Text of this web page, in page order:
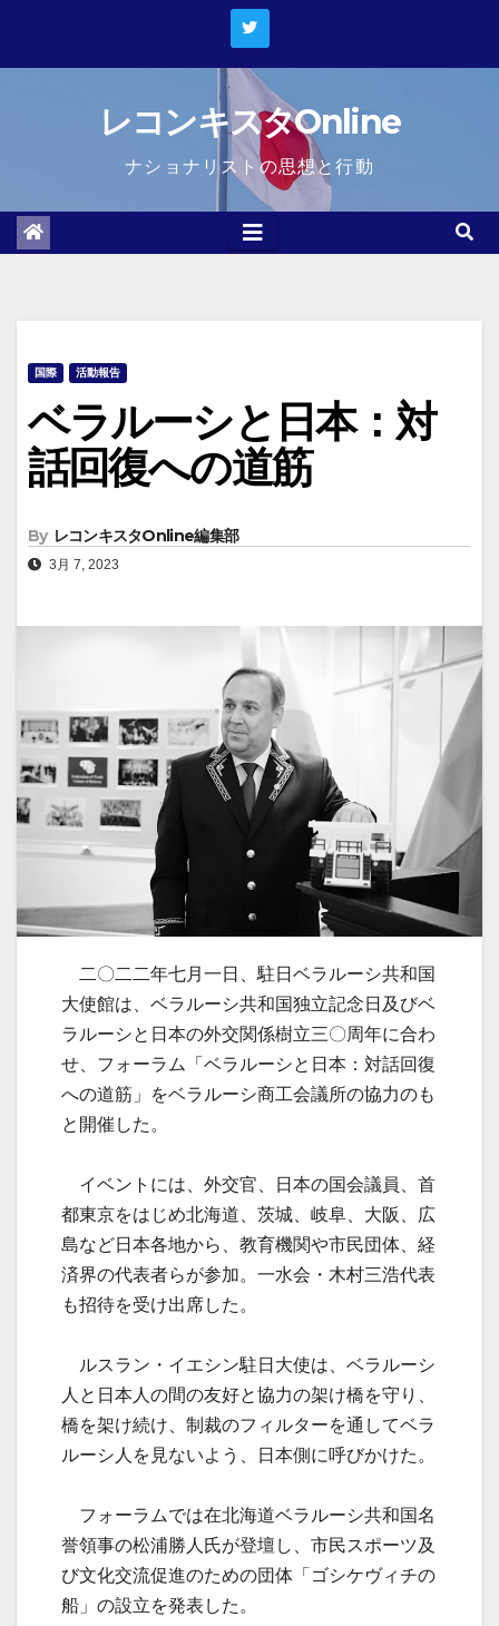
レコンキスタOnline
ナショナリストの思想と行動
国際 活動報告
ベラルーシと日本：対
話回復への道筋
By レコンキスタOnline編集部
3月 7, 2023
二〇二二年七月一日、駐日ベラルーシ共和国
大使館は、ベラルーシ共和国独立記念日及びベ
ラルーシと日本の外交関係樹立三〇周年に合わ
せ、フォーラム「ベラルーシと日本：対話回復
への道筋」をベラルーシ商工会議所の協力のも
と開催した。
イベントには、外交官、日本の国会議員、首
都東京をはじめ北海道、茨城、岐阜、大阪、広
島など日本各地から、教育機関や市民団体、経
済界の代表者らが参加。一水会・木村三浩代表
も招待を受け出席した。
ルスラン・イエシン駐日大使は、ベラルーシ
人と日本人の間の友好と協力の架け橋を守り、
橋を架け続け、制裁のフィルターを通してベラ
ルーシ人を見ないよう、日本側に呼びかけた。
フォーラムでは在北海道ベラルーシ共和国名
誉領事の松浦勝人氏が登壇し、市民スポーツ及
び文化交流促進のための団体「ゴシケヴィチの
船」の設立を発表した。